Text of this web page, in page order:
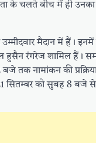
के चलते बीच में ही उनका
मैदान में हैं।
हुसैन रंगरेज शामिल हैं।
तक नामांकन की
को सुबह 8 बजे से